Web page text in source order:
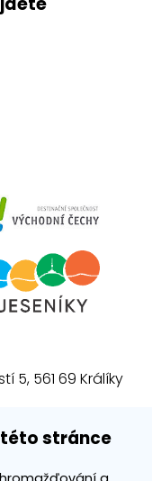
stránce
5, 561 69 Králíky